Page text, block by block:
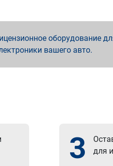
оборудование
вашего авто.
3
для